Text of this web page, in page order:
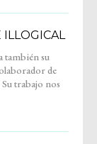
ILLOGICAL